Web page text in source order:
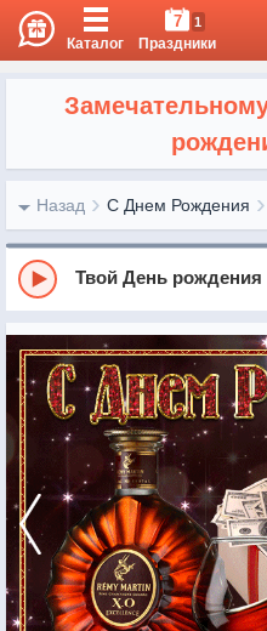
Каталог
7 1
Праздники
Назад С Днем Рождения
Твой День рождения